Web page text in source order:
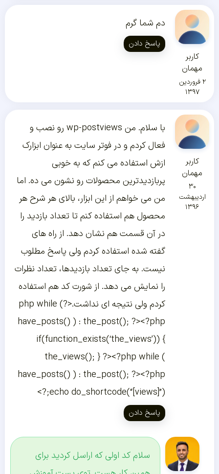
کاربر
مهمان
۲ فروردین
۱۳۹۷
دم شما گرم
پاسخ دادن
کاربر
مهمان
۳۰
اردیبهشت
۱۳۹۶
با سلام. من wp-postviews رو نصب و
فعال کردم و در فوتر سایت به عنوان ابزارک
ازش استفاده می کنم که به خوبی
پربازدیدترین محصولات رو نشون می ده. اما
من می خواهم از این ابزار، بالای هر شرح هر
محصول هم استفاده کنم تا تعداد بازدید را
در آن قسمت هم نشان دهد. از راه های
گفته شده استفاده کردم ولی پاسخ مطلوب
نیست. به جای تعداد بازدیدها، تعداد نظرات
را نمایش می دهد. از شورت کد هم استفاده
کردم ولی نتیجه ای نداشت.<?php while (
have_posts() ) : the_post(); ?><?php
if(function_exists(‘the_views’)) {
the_views(); } ?><?php while (
have_posts() ) : the_post(); ?><?php
echo do_shortcode(“[views]”);?>
پاسخ دادن
سلام کد اولی که اراسل کردید برای